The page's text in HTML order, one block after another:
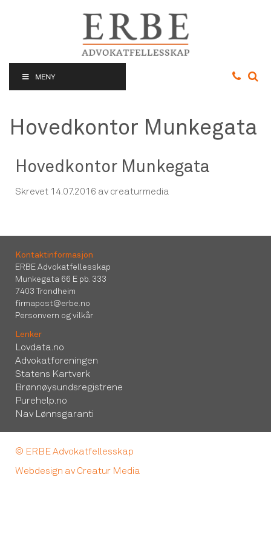
MENY
Hovedkontor Munkegata
Hovedkontor Munkegata
Skrevet 14.07.2016 av creaturmedia
Kontaktinformasjon
ERBE Advokatfellesskap
Munkegata 66 E pb. 333
7403 Trondheim
firmapost@erbe.no
Personvern og vilkår
Lenker
Lovdata.no
Advokatforeningen
Statens Kartverk
Brønnøysundsregistrene
Purehelp.no
Nav Lønnsgaranti
© ERBE Advokatfellesskap
Webdesign av Creatur Media